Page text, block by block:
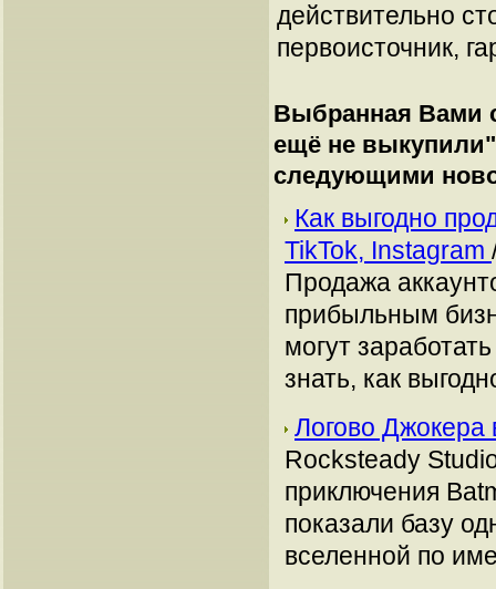
действительно
первоисточник,
Выбранная Вами
ещё не выкупили
следующими
Как выгодно
TikTok, Instagram
Продажа
прибыльным
могут
знать, как
Логово
Rocksteady
приключения
показали базу
вселенной по